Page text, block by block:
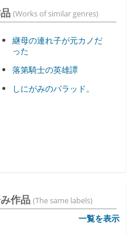
(Works of similar genres)
継母の連れ子が元カノだ
った
落第騎士の英雄譚
しにがみのバラッド。
作品 (The same labels)
一覧を表示